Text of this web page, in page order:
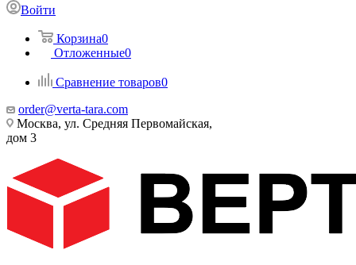
Войти
Корзина0
Отложенные0
Сравнение товаров0
order@verta-tara.com
Москва, ул. Средняя Первомайская,
дом 3